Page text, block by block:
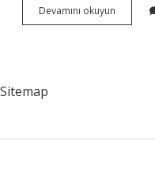
Devamını okuyun
Ağacının
Sitemap